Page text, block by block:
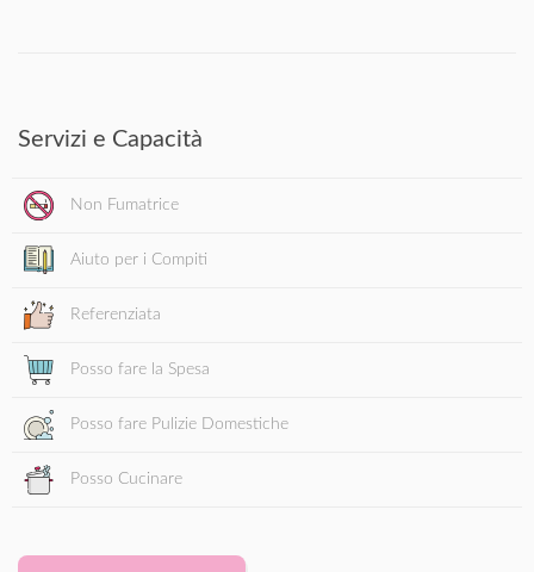
Servizi e Capacità
Non Fumatrice
Aiuto per i Compiti
Referenziata
Posso fare la Spesa
Posso fare Pulizie Domestiche
Posso Cucinare